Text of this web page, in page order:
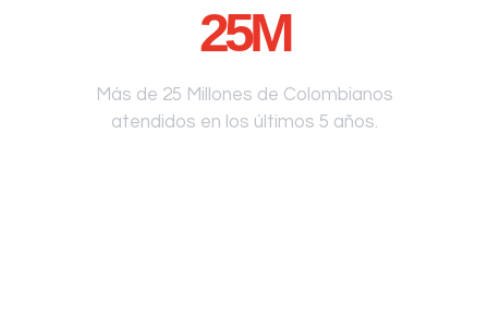
25M
Más de 25 Millones de Colombianos
atendidos en los últimos 5 años.